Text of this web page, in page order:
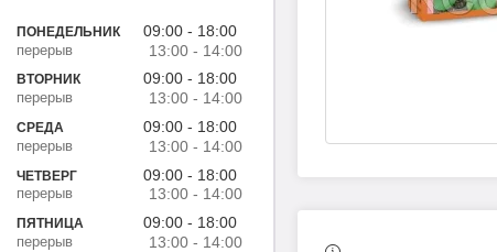
ПОНЕДЕЛЬНИК 09:00
18:00
13:00
14:00
ВТОРНИК 09:00
18:00
13:00
14:00
СРЕДА 09:00
18:00
13:00
14:00
ЧЕТВЕРГ 09:00
18:00
13:00
14:00
ПЯТНИЦА 09:00
18:00
13:00
14:00